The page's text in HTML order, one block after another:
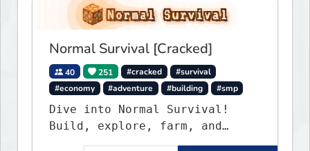
economy, and long-term
survival gameplay.
Normal Survival [Cracked]
40 251 #cracked
#survival
#economy
#adventure #building #smp
Dive into Normal Survival!
Build, explore, farm, and
create with a friendly